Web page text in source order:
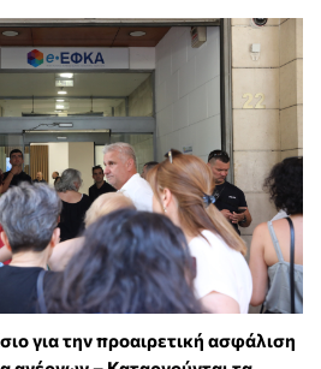
για την προαιρετική ασφάλιση